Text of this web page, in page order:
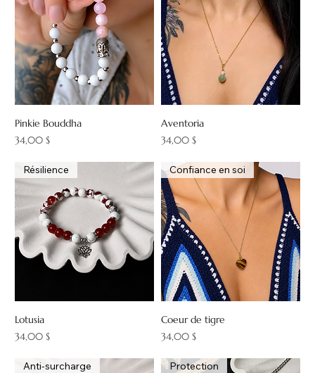
Pinkie Bouddha
Prix
34,00 $
Aventoria
Prix
34,00 $
Résilience
Lotusia
Prix
34,00 $
Confiance en soi
Coeur de tigre
Prix
34,00 $
Anti-surcharge Protection